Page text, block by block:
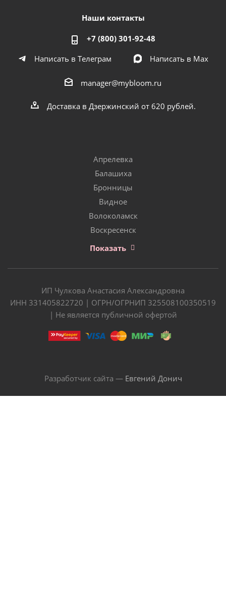
Наши контакты
+7 (800) 301-92-48
Написать в Телеграм
Написать в Мах
manager@mybloom.ru
Доставка в Дзержинский от 620 рублей.
Апрелевка
Балашиха
Бронницы
Видное
Волоколамск
Воскресенск
Показать
ИП Чулкова Анастасия Александровна
ИНН 331405822720 | ОГРН/ОГРНИП 325508100350519
| Не является публичной офертой
Разработчик сайта — Евгений Донич